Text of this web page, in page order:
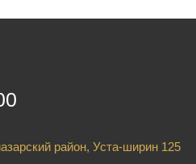
район, Уста-ширин 125